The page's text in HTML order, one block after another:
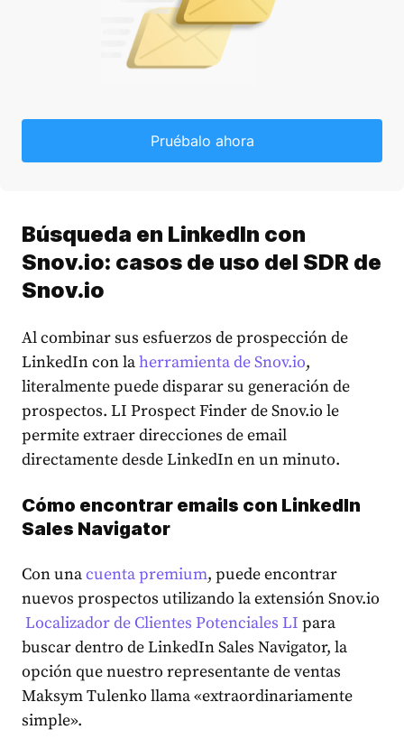
Pruébalo ahora
Búsqueda en LinkedIn con
Snov.io: casos de uso del SDR de
Snov.io
Al combinar sus esfuerzos de prospección de
LinkedIn con laherramienta de Snov.io,
literalmente puede disparar su generación de
prospectos. LI Prospect Finder de Snov.io le
permite extraer direcciones de email
directamente desde LinkedIn en un minuto.
Cómo encontrar emails con LinkedIn
Sales Navigator
Con unacuenta premium, puede encontrar
nuevos prospectos utilizando la extensión Snov.io
Localizador de Clientes Potenciales LI para
buscar dentro de LinkedIn Sales Navigator, la
opción que nuestro representante de ventas
Maksym Tulenko llama «extraordinariamente
simple».